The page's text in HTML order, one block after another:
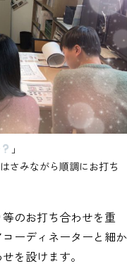
」
さみながら順調にお打ち
のお打ち合わせを重
ーディネーターと細か
を設けます。